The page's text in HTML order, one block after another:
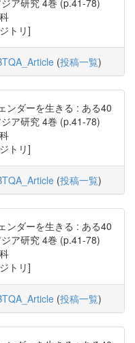
ア研究 4巻 (p.41-78)
トリ]
(投稿一覧)
ンダーを生きる : ある40
ア研究 4巻 (p.41-78)
トリ]
(投稿一覧)
ンダーを生きる : ある40
ア研究 4巻 (p.41-78)
トリ]
(投稿一覧)